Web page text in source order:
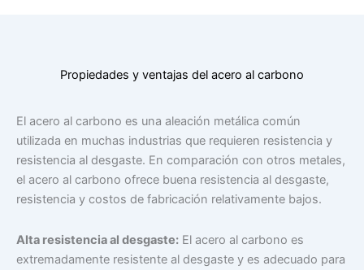
Propiedades y ventajas del acero al carbono
El acero al carbono es una aleación metálica común
utilizada en muchas industrias que requieren resistencia y
resistencia al desgaste. En comparación con otros metales,
el acero al carbono ofrece buena resistencia al desgaste,
resistencia y costos de fabricación relativamente bajos.
Alta resistencia al desgaste: El acero al carbono es
extremadamente resistente al desgaste y es adecuado para